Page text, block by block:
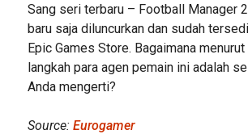
Sang seri terbaru – Football Manager
baru saja diluncurkan dan sudah
Epic Games Store. Bagaimana
langkah para agen pemain ini adalah
Anda mengerti?
Source: Eurogamer